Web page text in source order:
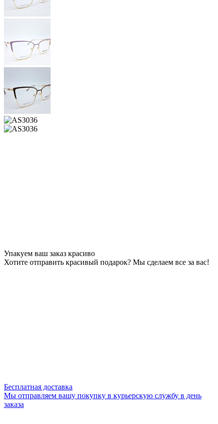
Упакуем ваш заказ красиво
Хотите отправить красивый подарок? Мы сделаем все за вас!
Бесплатная доставка
Мы отправляем вашу покупку в курьерскую службу в день
заказа